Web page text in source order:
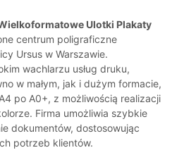
Ulotki Plakaty
centrum poligraficzne
Ursus w Warszawie.
wachlarzu usług druku,
w małym, jak i dużym formacie,
po A0+, z możliwością realizacji
Firma umożliwia szybkie
dokumentów, dostosowując
potrzeb klientów.